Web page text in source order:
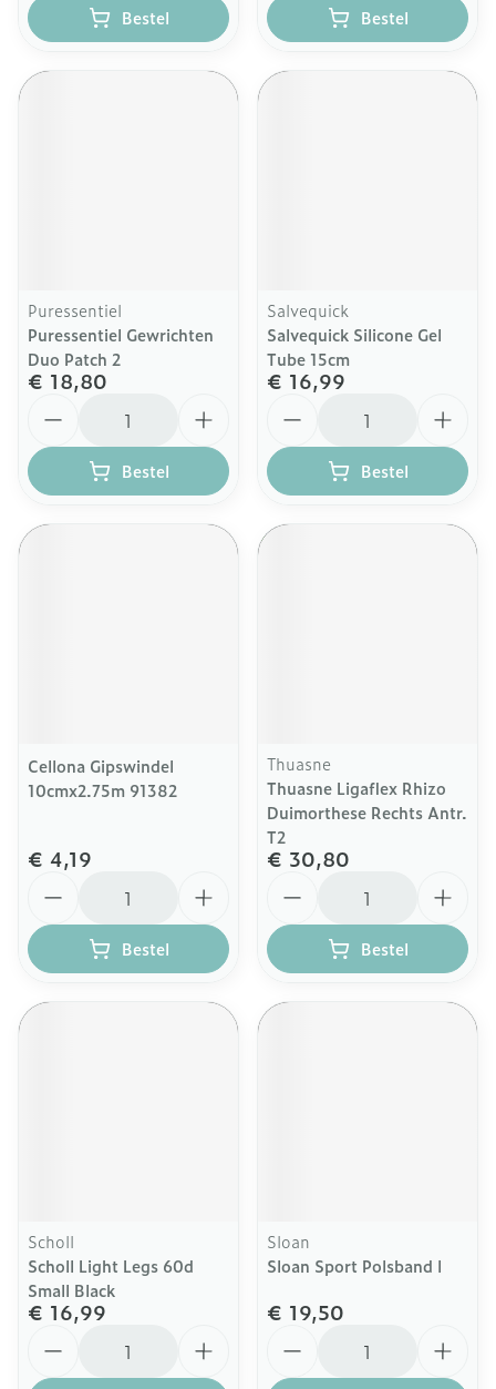
Bestel Bestel
Puressentiel
Puressentiel Gewrichten
Duo Patch 2
€ 18,80
Bestel
Salvequick
Salvequick Silicone Gel
Tube 15cm
€ 16,99
Bestel
Cellona Gipswindel
10cmx2.75m 91382
€ 4,19
Bestel
Thuasne
Thuasne Ligaflex Rhizo
Duimorthese Rechts Antr.
T2
€ 30,80
Bestel
Scholl
Scholl Light Legs 60d
Small Black
€ 16,99
Sloan
Sloan Sport Polsband l
€ 19,50